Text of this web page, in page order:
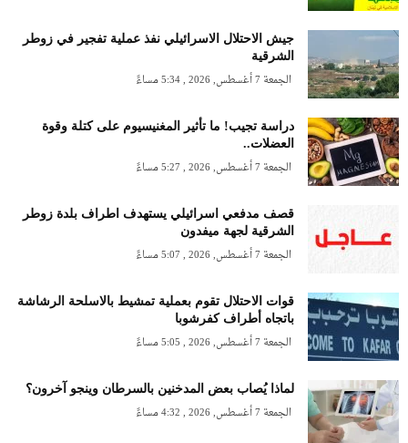
جيش الاحتلال الاسرائيلي نفذ عملية تفجير في زوطر
الشرقية
الجمعة 7 أغسطس, 2026 , 5:34 مساءً
دراسة تجيب! ما تأثير المغنيسيوم على كتلة وقوة
العضلات..
الجمعة 7 أغسطس, 2026 , 5:27 مساءً
قصف مدفعي اسرائيلي يستهدف اطراف بلدة زوطر
الشرقية لجهة ميفدون
الجمعة 7 أغسطس, 2026 , 5:07 مساءً
قوات الاحتلال تقوم بعملية تمشيط بالاسلحة الرشاشة
باتجاه أطراف كفرشوبا
الجمعة 7 أغسطس, 2026 , 5:05 مساءً
لماذا يُصاب بعض المدخنين بالسرطان وينجو آخرون؟
الجمعة 7 أغسطس, 2026 , 4:32 مساءً